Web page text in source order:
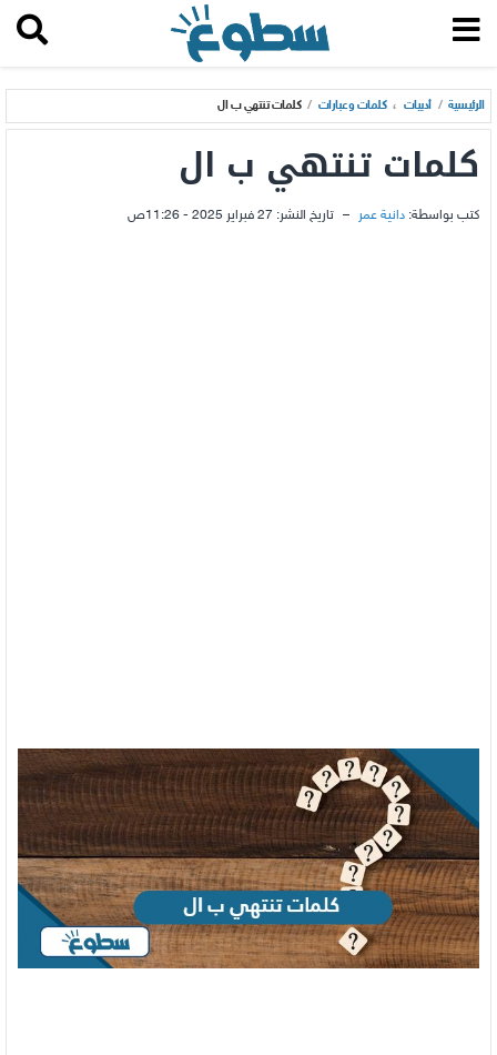
الرئيسية / أدبيات ، كلمات وعبارات / كلمات تنتهي ب ال
كلمات تنتهي ب ال
كتب بواسطة: دانية عمر – تاريخ النشر: 27 فبراير 2025 - 11:26ص